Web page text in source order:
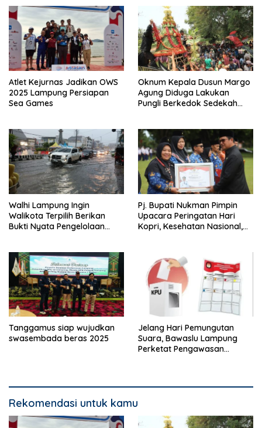
Atlet Kejurnas Jadikan OWS
2025 Lampung Persiapan
Sea Games
Oknum Kepala Dusun Margo
Agung Diduga Lakukan
Pungli Berkedok Sedekah
Walhi Lampung Ingin
Walikota Terpilih Berikan
Bukti Nyata Pengelolaan
Pj. Bupati Nukman Pimpin
Upacara Peringatan Hari
Kopri, Kesehatan Nasional,
Tanggamus siap wujudkan
swasembada beras 2025
Jelang Hari Pemungutan
Suara, Bawaslu Lampung
Perketat Pengawasan
Rekomendasi untuk kamu